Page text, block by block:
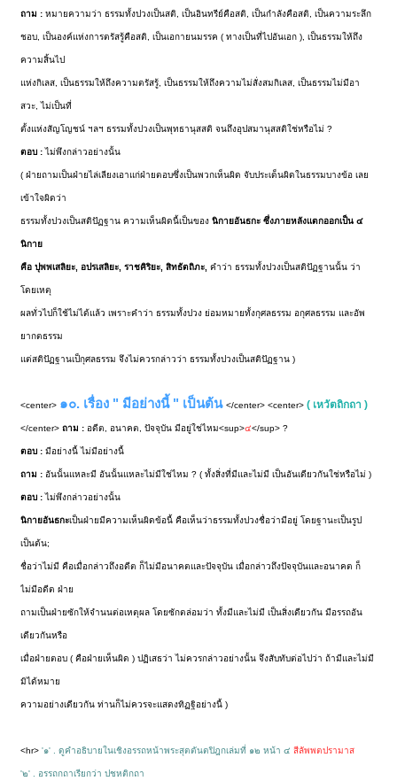
ถาม :หมายความว่า ธรรมทั้งปวงเป็นสติ, เป็นอินทรีย์คือสติ, เป็นกำลังคือสติ, เป็นความระลึก
ชอบ, เป็นองค์แห่งการตรัสรู้คือสติ, เป็นเอกายนมรรค ( ทางเป็นที่ไปอันเอก ), เป็นธรรมให้ถึง
ความสิ้นไป
แห่งกิเลส, เป็นธรรมให้ถึงความตรัสรู้, เป็นธรรมให้ถึงความไม่สั่งสมกิเลส, เป็นธรรมไม่มีอา
สวะ, ไม่เป็นที่
ตั้งแห่งสัญโญชน์ ฯลฯ ธรรมทั้งปวงเป็นพุทธานุสสติ จนถึงอุปสมานุสสติใช่หรือไม่ ?
ตอบ :ไม่พึงกล่าวอย่างนั้น
( ฝ่ายถามเป็นฝ่ายไล่เลียงเอาแก่ฝ่ายตอบซึ่งเป็นพวกเห็นผิด จับประเด็นผิดในธรรมบางข้อ เลย
เข้าใจผิดว่า
ธรรมทั้งปวงเป็นสติปัฏฐาน ความเห็นผิดนี้เป็นของนิกายอันธกะ ซึ่งภายหลังแตกออกเป็น ๔
นิกาย
คือ ปุพพเสลิยะ, อปรเสลิยะ, ราชคิริยะ, สิทธัตถิภะ,คำว่า ธรรมทั้งปวงเป็นสติปัฏฐานนั้น ว่า
โดยเหตุ
ผลทั่วไปก็ใช้ไม่ได้แล้ว เพราะคำว่า ธรรมทั้งปวง ย่อมหมายทั้งกุศลธรรม อกุศลธรรม และอัพ
ยากตธรรม
แต่สติปัฏฐานเป็กุศลธรรม จึงไม่ควรกล่าวว่า ธรรมทั้งปวงเป็นสติปัฏฐาน )
<center> ๑๐. เรื่อง " มีอย่างนี้ " เป็นต้น </center> <center>( เหวัตถิกถา )
</center>ถาม : อดีต, อนาคต, ปัจจุบัน มีอยู่ใช่ไหม<sup>๔</sup> ?
ตอบ :มีอย่างนี้ ไม่มีอย่างนี้
ถาม : อันนั้นแหละมี อันนั้นแหละไม่มีใช่ไหม ? ( ทั้งสิ่งที่มีและไม่มี เป็นอันเดียวกันใช่หรือไม่ )
ตอบ :ไม่พึงกล่าวอย่างนั้น
นิกายอันธกะเป็นฝ่ายมีความเห็นผิดข้อนี้ คือเห็นว่าธรรมทั้งปวงชื่อว่ามีอยู่ โดยฐานะเป็นรูป
เป็นต้น;
ชื่อว่าไม่มี คือเมื่อกล่าวถึงอดีต ก็ไม่มีอนาคตและปัจจุบัน เมื่อกล่าวถึงปัจจุบันและอนาคต ก็
ไม่มีอดีต ฝ่าย
ถามเป็นฝ่ายซักให้จำนนต่อเหตุผล โดยซักตล่อมว่า ทั้งมีและไม่มี เป็นสิ่งเดียวกัน มีอรรถอัน
เดียวกันหรือ
เมื่อฝ่ายตอบ ( คือฝ่ายเห็นผิด ) ปฏิเสธว่า ไม่ควรกล่าวอย่างนั้น จึงสับทับต่อไปว่า ถ้ามีและไม่มี
มิได้หมาย
ความอย่างเดียวกัน ท่านก็ไม่ควรจะแสดงทิฏฐิอย่างนี้ )
<hr>'๑' . ดูคำอธิบายในเชิงอรรถหน้าพระสุตตันตปิฎกเล่มที่ ๑๒ หน้า ๔สีลัพพตปรามาส
'๒' . อรรถกถาเรียกว่า ปชหติกถา